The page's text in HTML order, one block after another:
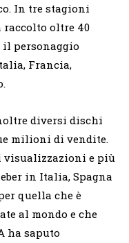
In tre stagioni
oltre 40
personaggio
Francia,
diversi dischi
milioni di vendite.
visualizzazioni e più
in Italia, Spagna
quella che è
al mondo e che
ha saputo